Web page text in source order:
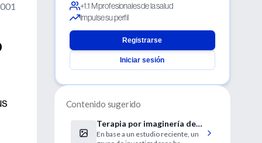
+1.1 M profesionales de la salud
Impulse su perfil
Registrarse
Iniciar sesión
Contenido sugerido
Terapia por imaginería de
recitación para las
En base a un estudio reciente, un